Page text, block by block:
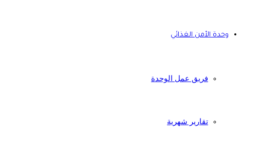
وحدة الأمن الغذائي
فريق عمل الوحدة
تقارير شهرية